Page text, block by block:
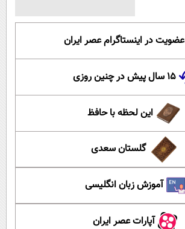
عضویت در اینستاگرام عصر ایران
۱۵ سال پیش در چنین روزی
این لحظه با حافظ
گلستان سعدی
آموزش زبان انگلیسی
آپارات عصر ایران